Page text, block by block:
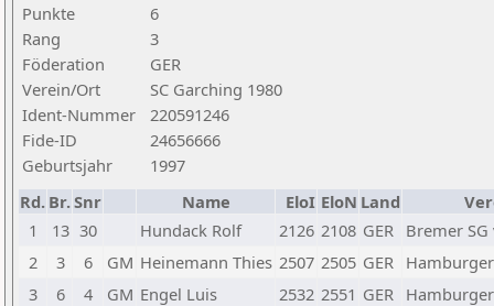
Punkte
6
Rang
3
Föderation
GER
Verein/Ort
SC Garching 1980
Ident-Nummer
220591246
Fide-ID
24656666
Geburtsjahr
1997
Rd. Br.Snr Name EloI EloN Land
1
13 30 Hundack Rolf 2126 2108 GER Bremer SG
2
3 6 GM Heinemann Thies 2507 2505 GER
3
6 4 GM Engel Luis 2532 2551 GER